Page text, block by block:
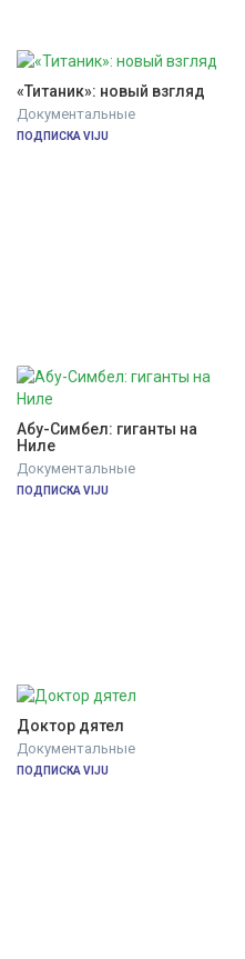
«Титаник»: новый взгляд
Документальные
ПОДПИСКА VIJU
Абу-Симбел: гиганты на
Ниле
Документальные
ПОДПИСКА VIJU
Доктор дятел
Документальные
ПОДПИСКА VIJU